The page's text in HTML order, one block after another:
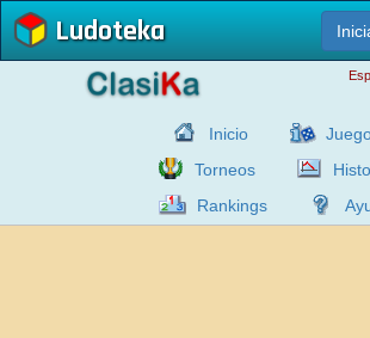
Ludoteka
Inicio
Torneos
Rankings